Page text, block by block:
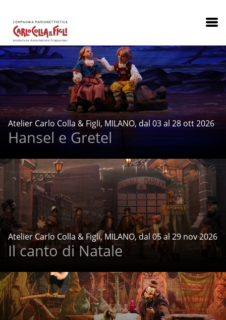
Atelier Carlo Colla & Figli, MILANO, dal 03 al 28 ott 2026
Hansel e Gretel
Atelier Carlo Colla & Figli, MILANO, dal 05 al 29 nov 2026
Il canto di Natale